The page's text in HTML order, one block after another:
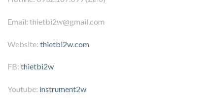
Email: thietbi2w@gmail.com
Website: thietbi2w.com
FB: thietbi2w
Youtube: instrument2w